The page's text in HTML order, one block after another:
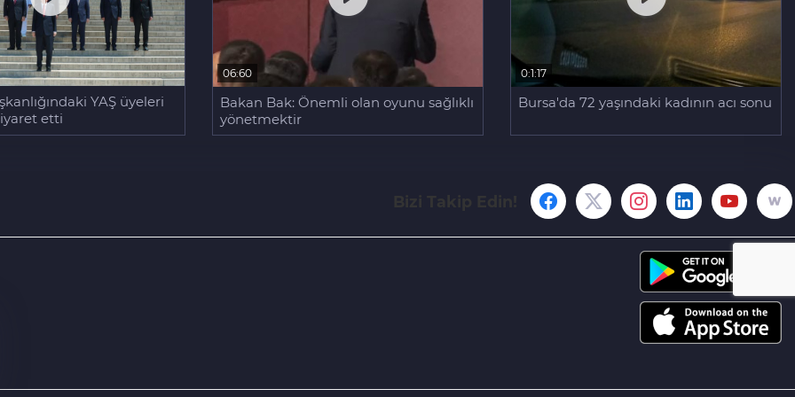
YAŞ üyeleri
etti
06:60
Bakan Bak: Önemli olan oyunu sağlıklı
yönetmektir
0:1:17
Bursa'da 72 yaşındaki kadının acı sonu